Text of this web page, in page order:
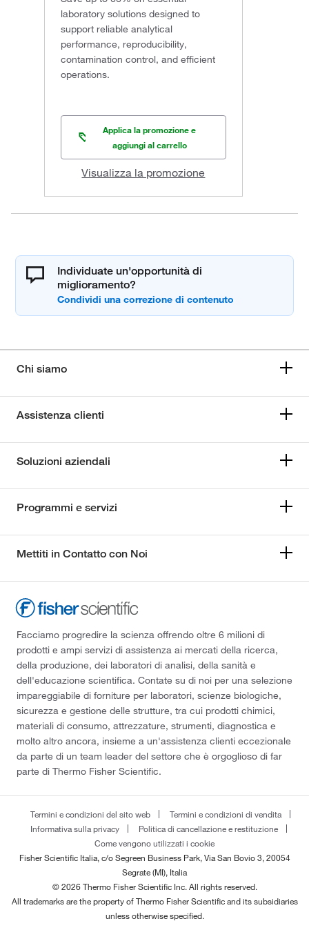
laboratory solutions designed to
support reliable analytical
performance, reproducibility,
contamination control, and efficient
operations.
Applica la promozione e
aggiungi al carrello
Visualizza la promozione
Individuate un'opportunità di
miglioramento?
Chi siamo
Assistenza clienti
Soluzioni aziendali
Programmi e servizi
Mettiti in Contatto con Noi
Facciamo progredire la scienza offrendo oltre 6 milioni di
prodotti e ampi servizi di assistenza ai mercati della ricerca,
della produzione, dei laboratori di analisi, della sanità e
dell'educazione scientifica. Contate su di noi per una selezione
impareggiabile di forniture per laboratori, scienze biologiche,
sicurezza e gestione delle strutture, tra cui prodotti chimici,
materiali di consumo, attrezzature, strumenti, diagnostica e
molto altro ancora, insieme a un'assistenza clienti eccezionale
da parte di un team leader del settore che è orgoglioso di far
parte di Thermo Fisher Scientific.
Termini e condizioni del sito web
Termini e condizioni di vendita
Informativa sulla privacy
Politica di cancellazione e restituzione
Come vengono utilizzati i cookie
Fisher Scientific Italia, c/o Segreen Business Park, Via San Bovio 3, 20054
Segrate (MI), Italia
© 2026 Thermo Fisher Scientific Inc. All rights reserved.
All trademarks are the property of Thermo Fisher Scientific and its subsidiaries
unless otherwise specified.